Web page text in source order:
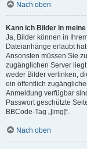
Nach oben
Kann ich Bilder in
Ja, Bilder können in
Dateianhänge erlaubt
Ansonsten müssen Sie
zugänglichen Server
weder Bilder verlinken,
ein öffentlich
Anmeldung verfügbar
Passwort geschützte
BBCode-Tag „[img]“.
Nach oben